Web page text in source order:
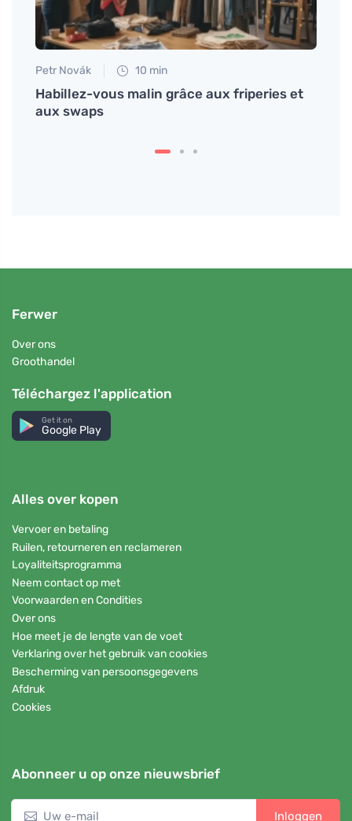
Petr Novák 10 min
Habillez-vous malin grâce aux friperies et
aux swaps
Ferwer
Over ons
Groothandel
Téléchargez l'application
Get it on
Google Play
Alles over kopen
Vervoer en betaling
Ruilen, retourneren en reclameren
Loyaliteitsprogramma
Neem contact op met
Voorwaarden en Condities
Over ons
Hoe meet je de lengte van de voet
Verklaring over het gebruik van cookies
Bescherming van persoonsgegevens
Afdruk
Cookies
Abonneer u op onze nieuwsbrief
Inloggen